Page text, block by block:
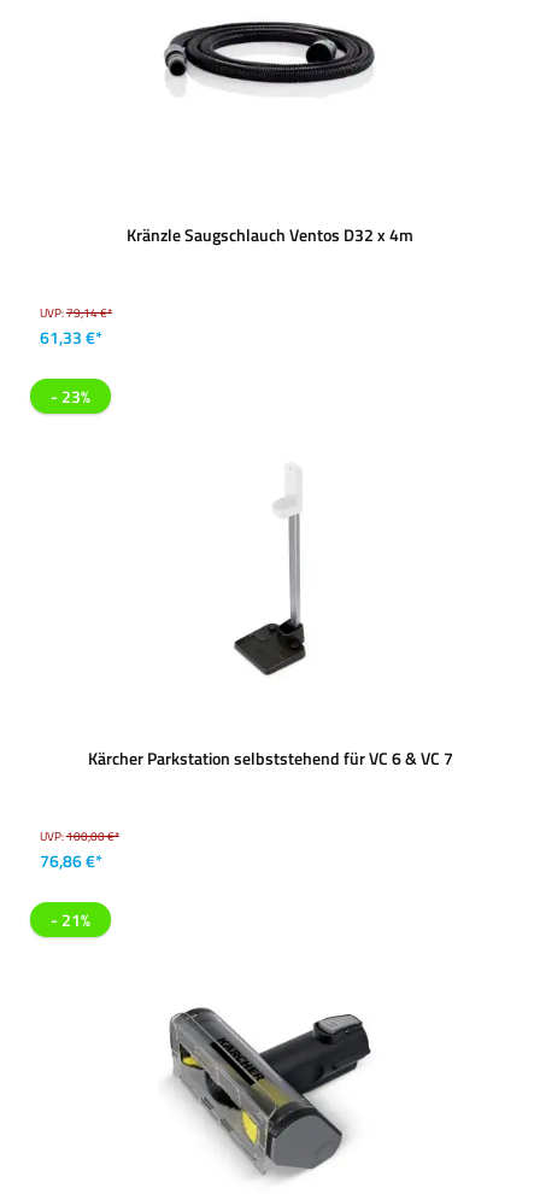
Kränzle Saugschlauch Ventos D32 x 4m
UVP:79,14 €*
61,33 €*
- 23%
Kärcher Parkstation selbststehend für VC 6 & VC 7
UVP:100,00 €*
76,86 €*
- 21%